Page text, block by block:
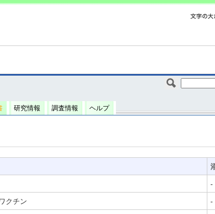
研究情報 調査情報 ヘルプ
-
クチン -